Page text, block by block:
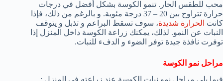
محب للطقس الحار. تنمو الكوسة بشكل أفضل في درجات
حرارة تتراوح بين 20 – 37 درجة مئوية. و بالرغم من ذلك، فإذا
كانت الحرارة شديدة، سوف تسقط البراعم و تذبل و يتوقف
النبات عن النمو. لذلك، يمكنك زراعة الكوسة داخل المنزل إذا
توفرت نافذة جيدة توفر الضوء و الدفء للنبات.
مراحل نمو الكوسة